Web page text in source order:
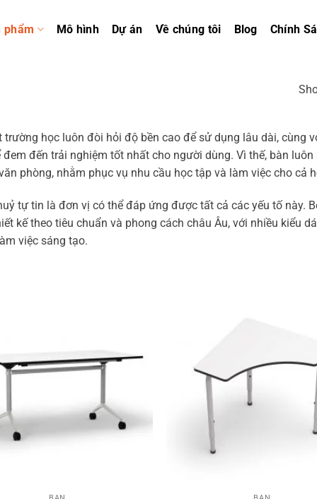
phẩm Mô hình Dự án Về chúng tôi Blog Chính
trường học luôn đòi hỏi độ bền cao để sử dụng lâu dài, cùng
đem đến trải nghiệm tốt nhất cho người dùng. Vì thế, bàn
phòng, nhằm phục vụ nhu cầu học tập và làm việc cho cả
tự tin là đơn vị có thể đáp ứng được tất cả các yếu tố này.
kế theo tiêu chuẩn và phong cách châu Âu, với nhiều kiểu
việc sáng tạo.